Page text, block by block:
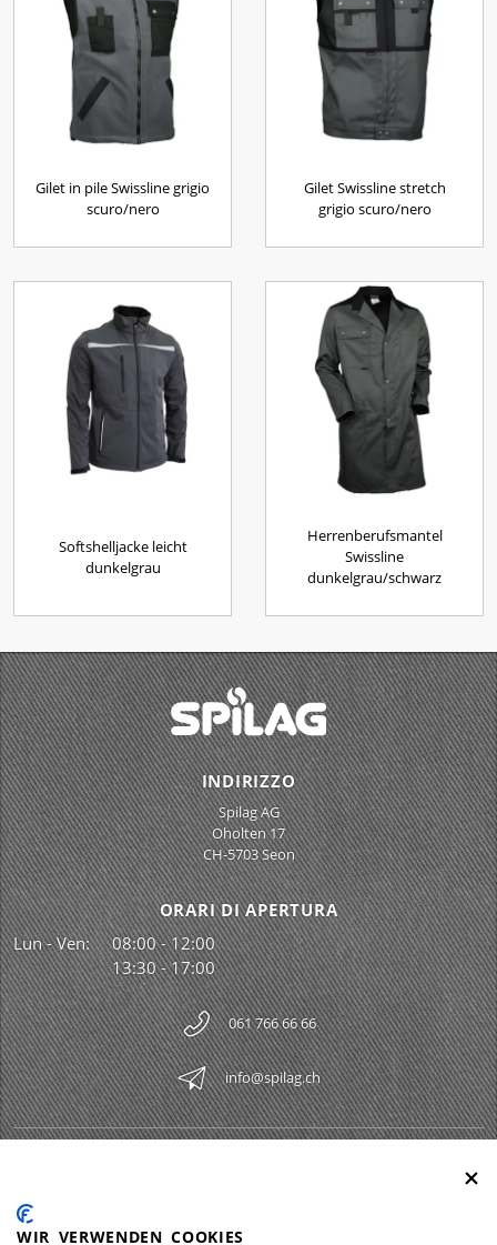
Gilet in pile Swissline grigio
scuro/nero
Gilet Swissline stretch
grigio scuro/nero
Softshelljacke leicht
dunkelgrau
Herrenberufsmantel
Swissline
dunkelgrau/schwarz
INDIRIZZO
Spilag AG
Oholten 17
CH-5703 Seon
ORARI DI APERTURA
Lun - Ven:
08:00 - 12:00
13:30 - 17:00
061 766 66 66
info@spilag.ch
LEGAL
WIR VERWENDEN COOKIES